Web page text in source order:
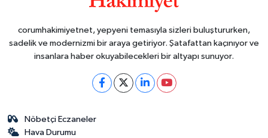
corumhakimiyetnet, yepyeni temasıyla sizleri buluştururken,
sadelik ve modernizmi bir araya getiriyor. Şatafattan kaçınıyor ve
insanlara haber okuyabilecekleri bir altyapı sunuyor.
Nöbetçi Eczaneler
Hava Durumu